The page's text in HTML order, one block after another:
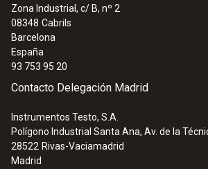
Zona Industrial, c/ B, nº 2
08348 Cabrils
Barcelona
España
93 753 95 20
Contacto Delegación Madrid
Instrumentos Testo, S.A.
Polígono Industrial Santa Ana, Av. de la
28522 Rivas-Vaciamadrid
Madrid